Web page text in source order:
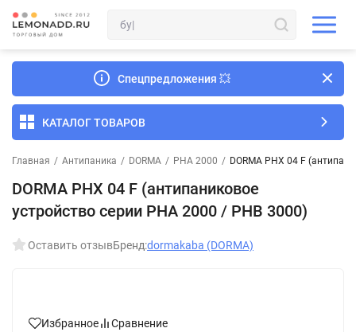
Спецпредложения 💥
КАТАЛОГ ТОВАРОВ
Главная / Антипаника / DORMA / PHA 2000 / DORMA PHX 04 F
DORMA PHX 04 F (антипаниковое
устройство серии PHA 2000 / PHB 3000)
Оставить отзывБренд:dormakaba (DORMA)
Избранное Сравнение